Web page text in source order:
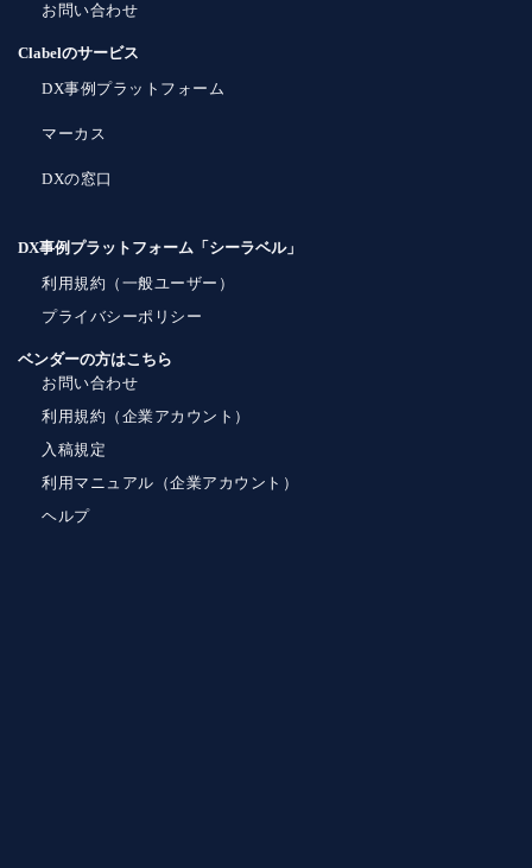
お問い合わせ
Clabelのサービス
DX事例プラットフォーム
マーカス
DXの窓口
DX事例プラットフォーム「シーラベル」
利用規約（一般ユーザー）
プライバシーポリシー
ベンダーの方はこちら
お問い合わせ
利用規約（企業アカウント）
入稿規定
利用マニュアル（企業アカウント）
ヘルプ